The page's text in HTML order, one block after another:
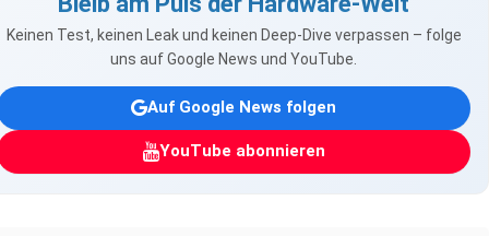
Keinen Test, keinen Leak und keinen Deep-Dive verpassen – folge
uns auf Google News und YouTube.
Auf Google News folgen
YouTube abonnieren